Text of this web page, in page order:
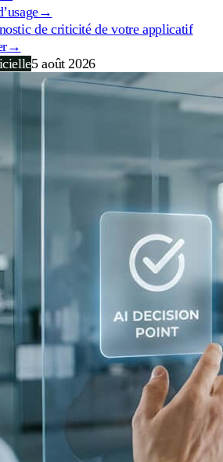
→
de criticité de votre applicatif
→
5 août 2026